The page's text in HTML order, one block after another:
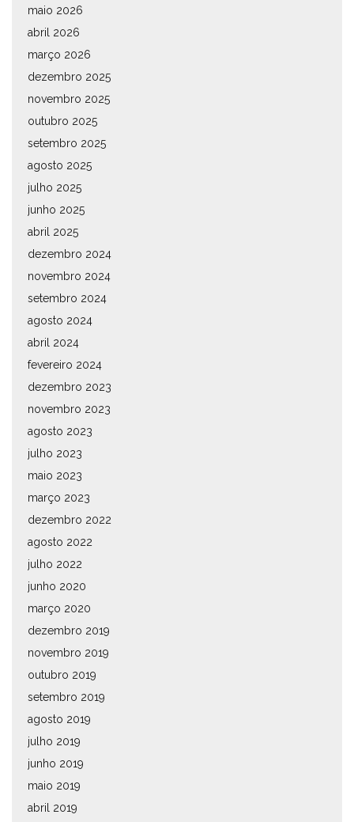
maio 2026
abril 2026
março 2026
dezembro 2025
novembro 2025
outubro 2025
setembro 2025
agosto 2025
julho 2025
junho 2025
abril 2025
dezembro 2024
novembro 2024
setembro 2024
agosto 2024
abril 2024
fevereiro 2024
dezembro 2023
novembro 2023
agosto 2023
julho 2023
maio 2023
março 2023
dezembro 2022
agosto 2022
julho 2022
junho 2020
março 2020
dezembro 2019
novembro 2019
outubro 2019
setembro 2019
agosto 2019
julho 2019
junho 2019
maio 2019
abril 2019